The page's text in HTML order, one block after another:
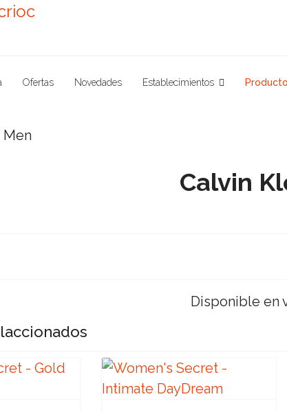
Ofertas Novedades Establecimientos
Calvin
Disponible en